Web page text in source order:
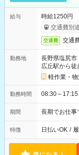
給与
時給1250円
交通費別
交通費 交通
勤務地
長野県塩尻市
広丘駅から徒
軽作業・
勤務時間 08:30～17:15
期間 長期でお仕事
特徴 日払いOK /